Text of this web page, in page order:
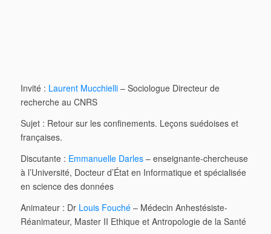
Invité : Laurent Mucchielli– Sociologue Directeur de
recherche au CNRS
Sujet : Retour sur les confinements. Leçons suédoises et
françaises.
Discutante : Emmanuelle Darles– enseignante-chercheuse
à l’Université, Docteur d’État en Informatique et spécialisée
en science des données
Animateur : Dr Louis Fouché– Médecin Anhestésiste-
Réanimateur, Master II Ethique et Antropologie de la Santé